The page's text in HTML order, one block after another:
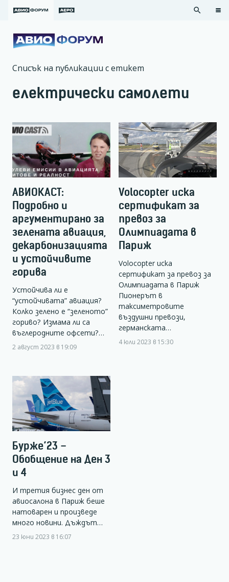
search
Списък на публикации с етикет
електрически самолети
АВИОКАСТ:
Подробно и
аргументирано за
зелената авиация,
декарбонизацията
и устойчивите
горива
Устойчива ли е
“устойчивата” авиация?
Колко зелено е “зеленото”
гориво? Измама ли са
въглеродните офсети?…
2 август 2023 в 19:09
Volocopter иска
сертификат за
превоз за
Олимпиадата в
Париж
Volocopter иска
сертификат за превоз за
Олимпиадата в Париж
Пионерът в
таксиметровите
въздушни превози,
германската…
4 юли 2023 в 15:30
Бурже’23 –
Обобщение на Ден 3
и 4
И третия бизнес ден от
авиосалона в Париж беше
натоварен и произведе
много новини. Дъждът…
23 юни 2023 в 16:07